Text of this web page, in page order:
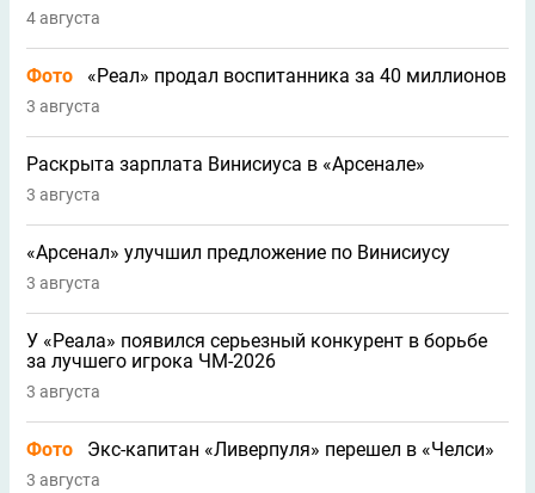
4 августа
Фото «Реал» продал воспитанника за 40 миллионов
3 августа
Раскрыта зарплата Винисиуса в «Арсенале»
3 августа
«Арсенал» улучшил предложение по Винисиусу
3 августа
У «Реала» появился серьезный конкурент в борьбе
за лучшего игрока ЧМ-2026
3 августа
Фото Экс-капитан «Ливерпуля» перешел в «Челси»
3 августа